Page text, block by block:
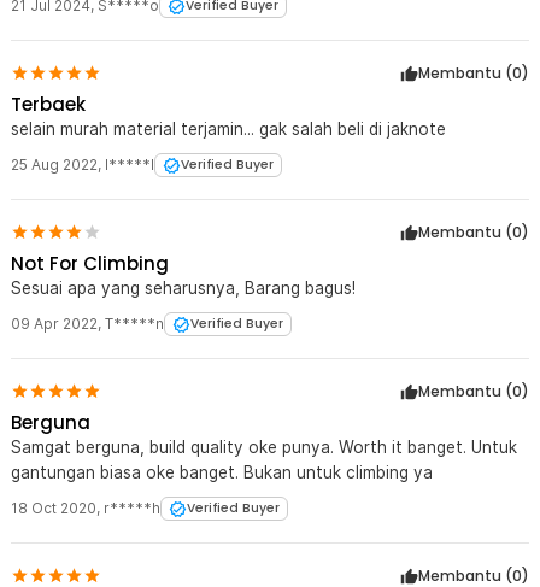
Kelengkapan Produk
Rincian yang Anda dapatkan untuk pembelian produk ini:
1 x TaffSPORT Karabiner Gantungan Tas Outdoor Quickdraw
Aluminium Alloy - AT76
21 Jul 2024, S*****o Verified Buyer
Membantu (0)
Terbaek
selain murah material terjamin... gak salah beli di jaknote
25 Aug 2022, I*****l Verified Buyer
Membantu (0)
Not For Climbing
Sesuai apa yang seharusnya, Barang bagus!
09 Apr 2022, T*****n Verified Buyer
Membantu (0)
Berguna
Samgat berguna, build quality oke punya. Worth it banget. Untuk
gantungan biasa oke banget. Bukan untuk climbing ya
18 Oct 2020, r*****h Verified Buyer
Membantu (0)